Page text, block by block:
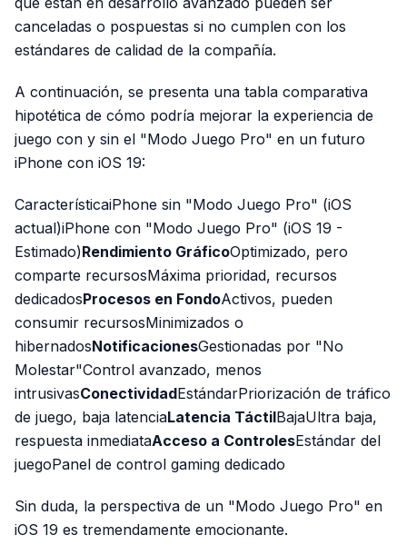
canceladas o pospuestas si no cumplen con los
estándares de calidad de la compañía.
A continuación, se presenta una tabla comparativa
hipotética de cómo podría mejorar la experiencia de
juego con y sin el "Modo Juego Pro" en un futuro
iPhone con iOS 19:
CaracterísticaiPhone sin "Modo Juego Pro" (iOS
actual)iPhone con "Modo Juego Pro" (iOS 19 -
Estimado)Rendimiento GráficoOptimizado, pero
comparte recursosMáxima prioridad, recursos
dedicadosProcesos en FondoActivos, pueden
consumir recursosMinimizados o
hibernadosNotificacionesGestionadas por "No
Molestar"Control avanzado, menos
intrusivasConectividadEstándarPriorización de tráfico
de juego, baja latenciaLatencia TáctilBajaUltra baja,
respuesta inmediataAcceso a ControlesEstándar del
juegoPanel de control gaming dedicado
Sin duda, la perspectiva de un "Modo Juego Pro" en
iOS 19 es tremendamente emocionante.